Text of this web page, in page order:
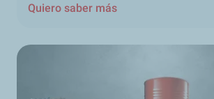
Quiero saber más